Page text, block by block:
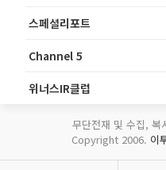
스페셜리포트
Channel 5
위너스IR클럽
무단전재 및 수집, 복
Copyright 2006. 이